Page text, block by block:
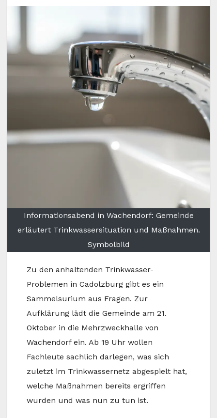
Informationsabend in Wachendorf: Gemeinde
erläutert Trinkwassersituation und Maßnahmen.
Symbolbild
Zu den anhaltenden Trinkwasser-
Problemen in Cadolzburg gibt es ein
Sammelsurium aus Fragen. Zur
Aufklärung lädt die Gemeinde am 21.
Oktober in die Mehrzweckhalle von
Wachendorf ein. Ab 19 Uhr wollen
Fachleute sachlich darlegen, was sich
zuletzt im Trinkwassernetz abgespielt hat,
welche Maßnahmen bereits ergriffen
wurden und was nun zu tun ist.